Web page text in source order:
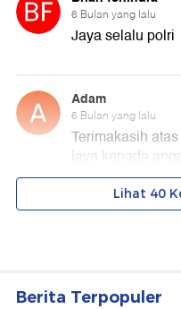
Berita Terpopuler